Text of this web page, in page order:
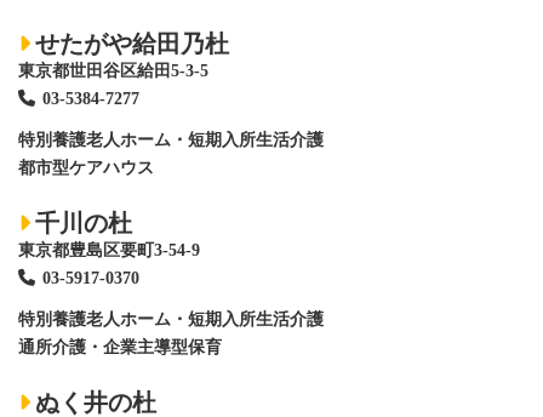
せたがや給田乃杜
東京都世田谷区給田5-3-5
03-5384-7277
特別養護老人ホーム ・短期入所生活介護
都市型ケアハウス
千川の杜
東京都豊島区要町3-54-9
03-5917-0370
特別養護老人ホーム ・短期入所生活介護
通所介護・企業主導型保育
ぬく井の杜